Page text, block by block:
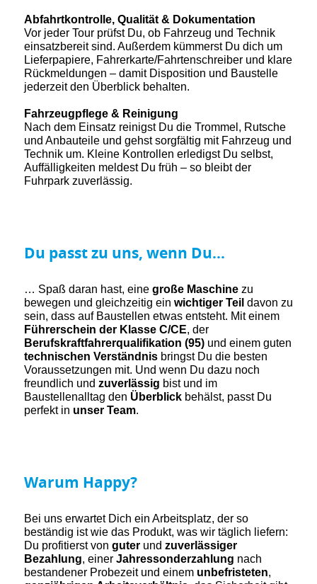
Abfahrtkontrolle, Qualität & Dokumentation
Vor jeder Tour prüfst Du, ob Fahrzeug und Technik
einsatzbereit sind. Außerdem kümmerst Du dich um
Lieferpapiere, Fahrerkarte/Fahrtenschreiber und klare
Rückmeldungen – damit Disposition und Baustelle
jederzeit den Überblick behalten.
Fahrzeugpflege & Reinigung
Nach dem Einsatz reinigst Du die Trommel, Rutsche
und Anbauteile und gehst sorgfältig mit Fahrzeug und
Technik um. Kleine Kontrollen erledigst Du selbst,
Auffälligkeiten meldest Du früh – so bleibt der
Fuhrpark zuverlässig.
Du passt zu uns, wenn Du...
… Spaß daran hast, eine große Maschine zu
bewegen und gleichzeitig ein wichtiger Teil davon zu
sein, dass auf Baustellen etwas entsteht. Mit einem
Führerschein der Klasse C/CE, der
Berufskraftfahrerqualifikation (95) und einem guten
technischen Verständnis bringst Du die besten
Voraussetzungen mit. Und wenn Du dazu noch
freundlich und zuverlässig bist und im
Baustellenalltag den Überblick behälst, passt Du
perfekt in unser Team.
Warum Happy?
Bei uns erwartet Dich ein Arbeitsplatz, der so
beständig ist wie das Produkt, was wir täglich liefern:
Du profitierst von guter und zuverlässiger
Bezahlung, einer Jahressonderzahlung nach
bestandener Probezeit und einem unbefristeten,